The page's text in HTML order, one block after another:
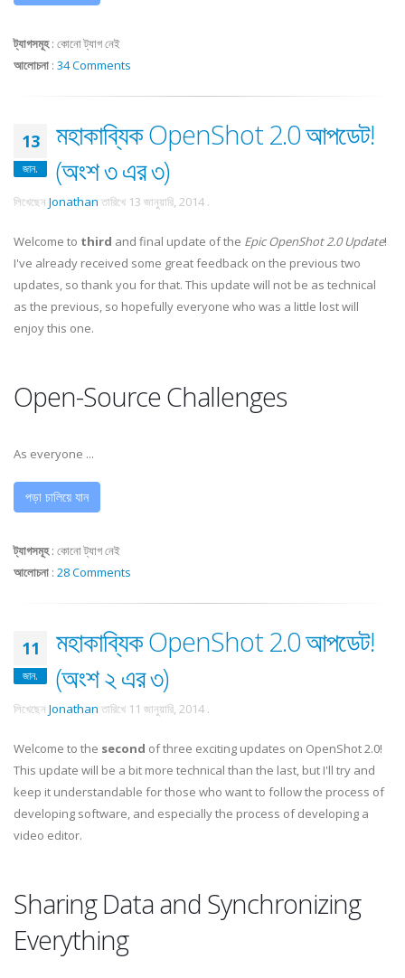
ট্যাগসমূহ: কোনো ট্যাগ নেই
আলোচনা : 34 Comments
13
জান.
মহাকাব্যিক OpenShot 2.0 আপডেট!
(অংশ ৩ এর ৩)
লিখেছেন Jonathan তারিখে 13 জানুয়ারি, 2014 .
Welcome to third and final update of the Epic OpenShot 2.0 Update!
I've already received some great feedback on the previous two
updates, so thank you for that. This update will not be as technical
as the previous, so hopefully everyone who was a little lost will
enjoy this one.
Open-Source Challenges
As everyone ...
পড়া চালিয়ে যান
ট্যাগসমূহ: কোনো ট্যাগ নেই
আলোচনা : 28 Comments
11
জান.
মহাকাব্যিক OpenShot 2.0 আপডেট!
(অংশ ২ এর ৩)
লিখেছেন Jonathan তারিখে 11 জানুয়ারি, 2014 .
Welcome to the second of three exciting updates on OpenShot 2.0!
This update will be a bit more technical than the last, but I'll try and
keep it understandable for those who want to follow the process of
developing software, and especially the process of developing a
video editor.
Sharing Data and Synchronizing
Everything